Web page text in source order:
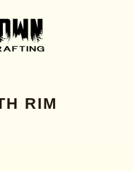
RIM